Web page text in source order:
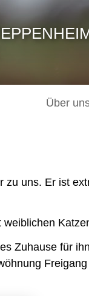
Über
zu uns. Er ist
weiblichen
Zuhause für